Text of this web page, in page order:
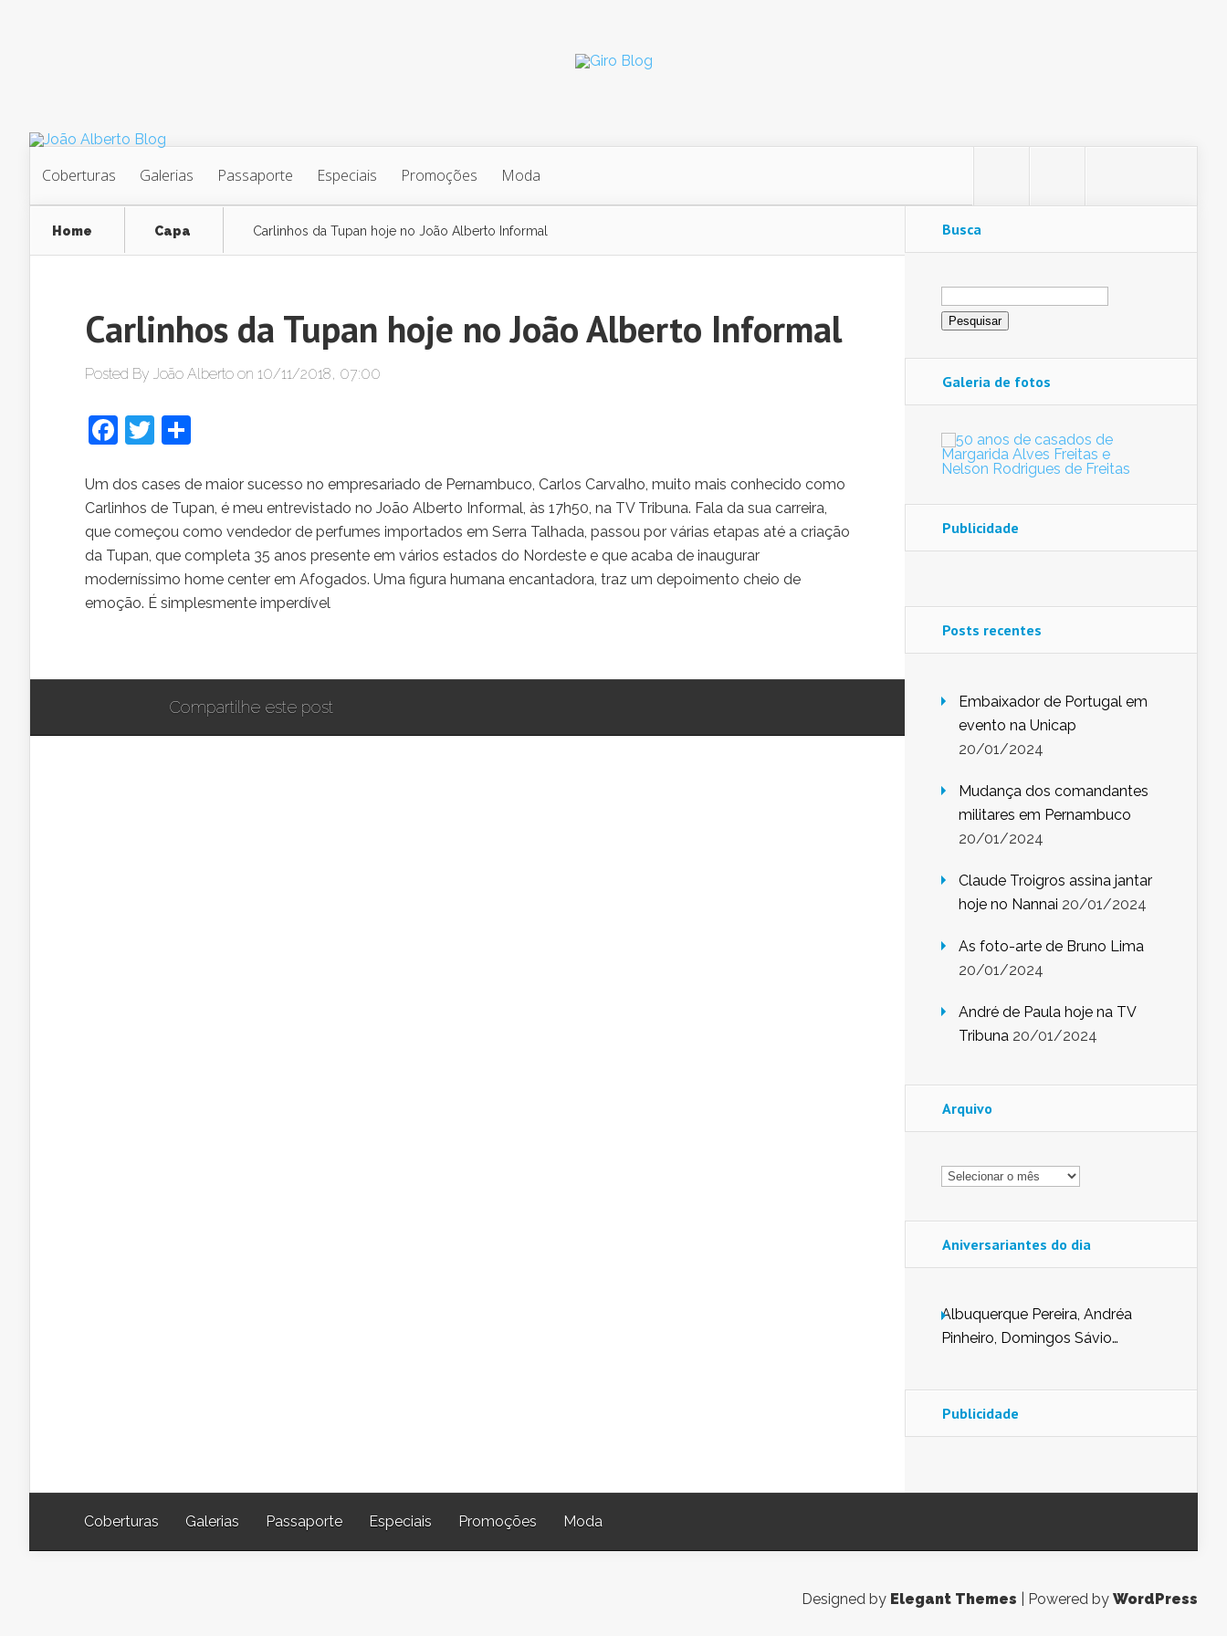
Coberturas Galerias Passaporte Especiais Promoções Moda
Home Capa Carlinhos da Tupan hoje no João Alberto Informal
Carlinhos da Tupan hoje no João Alberto Informal
Posted By João Alberto on 10/11/2018, 07:00
Facebook
Twitter
Um dos cases de maior sucesso no empresariado de Pernambuco, Carlos Carvalho, muito mais conhecido como
Carlinhos de Tupan, é meu entrevistado no João Alberto Informal, às 17h50, na TV Tribuna. Fala da sua carreira,
que começou como vendedor de perfumes importados em Serra Talhada, passou por várias etapas até a criação
da Tupan, que completa 35 anos presente em vários estados do Nordeste e que acaba de inaugurar
moderníssimo home center em Afogados. Uma figura humana encantadora, traz um depoimento cheio de
emoção. É simplesmente imperdível
Compartilhe este post
Busca
Pesquisar
por:
Galeria de fotos
Publicidade
Posts recentes
Embaixador de Portugal em
evento na Unicap
20/01/2024
Mudança dos comandantes
militares em Pernambuco
20/01/2024
Claude Troigros assina jantar
hoje no Nannai 20/01/2024
As foto-arte de Bruno Lima
20/01/2024
André de Paula hoje na TV
Tribuna 20/01/2024
Arquivo
Arquivo
Aniversariantes do dia
Albuquerque Pereira, Andréa
Pinheiro, Domingos Sávio
Nunes de Sena, Fátima Peixoto,
Glória Pereira, Kátia Mesel,
Publicidade
Coberturas Galerias Passaporte Especiais Promoções Moda
Designed by Elegant Themes | Powered by WordPress